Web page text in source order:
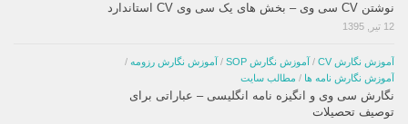
نوشتن CV سی وی – بخش های یک سی وی CV استاندارد
12 تیر, 1395
آموزش نگارش CV / آموزش نگارش SOP / آموزش نگارش رزومه /
آموزش نگارش نامه ها / مطالب سایت
نگارش سی وی و انگیزه نامه انگلیسی – عباراتی برای
توصیف تحصیلات